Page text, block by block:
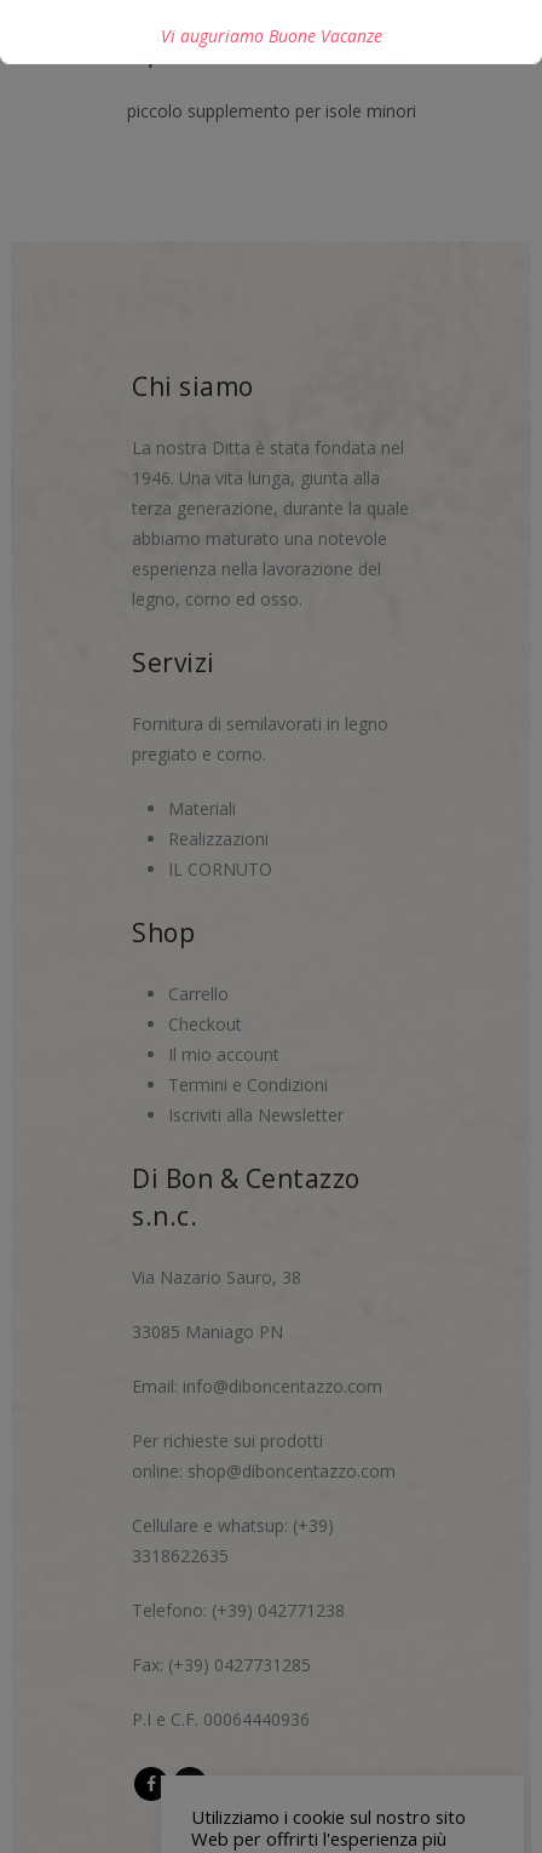
Spedizioni in Italia 10€
piccolo supplemento per isole minori
Chi siamo
La nostra Ditta è stata fondata nel
1946. Una vita lunga, giunta alla
terza generazione, durante la quale
abbiamo maturato una notevole
esperienza nella lavorazione del
legno, corno ed osso.
Servizi
Fornitura di semilavorati in legno
pregiato e corno.
Materiali
Realizzazioni
IL CORNUTO
Shop
Carrello
Checkout
Il mio account
Termini e Condizioni
Iscriviti alla Newsletter
Di Bon & Centazzo
s.n.c.
Via Nazario Sauro, 38
33085 Maniago PN
Email: info@diboncentazzo.com
Per richieste sui prodotti
online: shop@diboncentazzo.com
Cellulare e whatsup: (+39)
3318622635
Telefono: (+39) 042771238
Fax: (+39) 0427731285
P.I e C.F. 00064440936
Utilizziamo i cookie sul nostro sito
Web per offrirti l'esperienza più
Vi auguriamo Buone Vacanze